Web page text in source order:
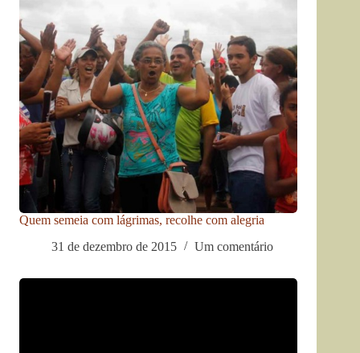
Quem semeia com lágrimas, recolhe com alegria
31 de dezembro de 2015
Um comentário